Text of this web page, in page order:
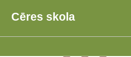
Cēres skola